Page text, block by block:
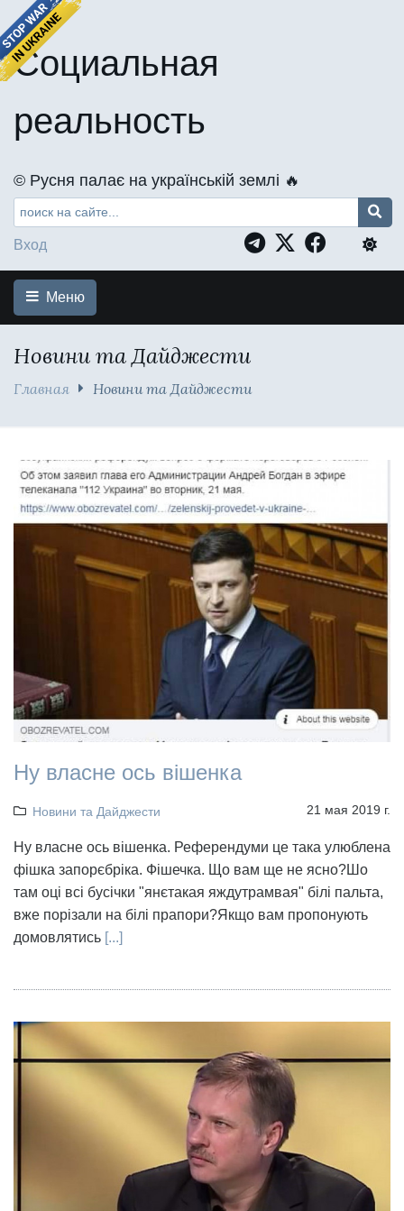
Социальная
реальность
©️ Русня палає на українській землі 🔥
Вход
Меню
Новини та Дайджести
Главная Новини та Дайджести
Ну власне ось вішенка
Новини та Дайджести 21 мая 2019 г.
Ну власне ось вішенка. Референдуми це така улюблена
фішка запорєбріка. Фішечка. Що вам ще не ясно?Шо
там оці всі бусічки "янєтакая яждутрамвая" білі пальта,
вже порізали на білі прапори?Якщо вам пропонують
домовлятись [...]